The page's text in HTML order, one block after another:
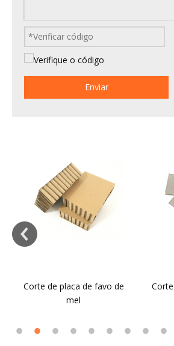
Enviar
Corte de placa de favo de